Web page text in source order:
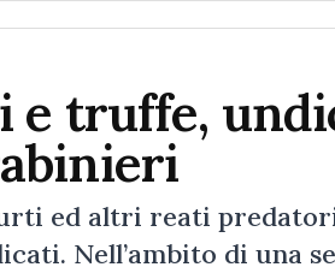
e truffe,
ed altri reati
Nell’ambito di una